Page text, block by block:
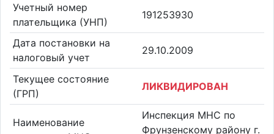
Учетный номер
плательщика (УНП)
191253930
Дата постановки на
налоговый учет
29.10.2009
Текущее состояние
(ГРП)
ЛИКВИДИРОВАН
Наименование
Инспекция МНС по
Фрунзенскому району г.